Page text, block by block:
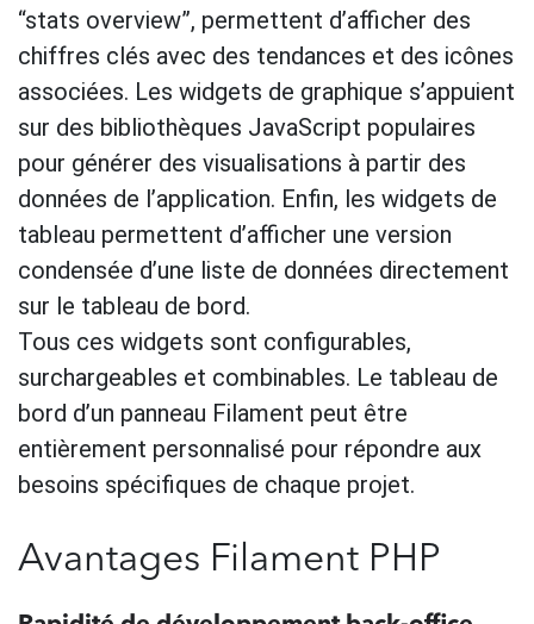
“stats overview”, permettent d’afficher des
chiffres clés avec des tendances et des icônes
associées. Les widgets de graphique s’appuient
sur des bibliothèques JavaScript populaires
pour générer des visualisations à partir des
données de l’application. Enfin, les widgets de
tableau permettent d’afficher une version
condensée d’une liste de données directement
sur le tableau de bord.
Tous ces widgets sont configurables,
surchargeables et combinables. Le tableau de
bord d’un panneau Filament peut être
entièrement personnalisé pour répondre aux
besoins spécifiques de chaque projet.
Avantages Filament PHP